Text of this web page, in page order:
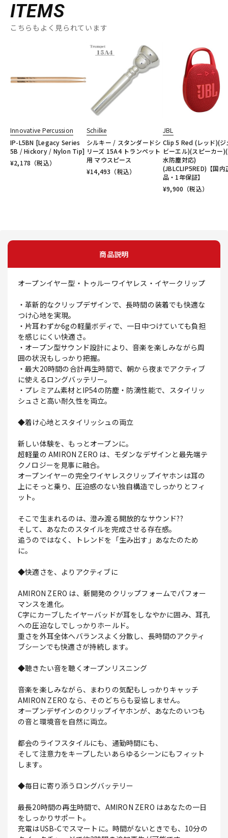
ITEMS
こちらもよく見られています
Innovative Percussion
IP-L5BN [Legacy Series
5B / Hickory / Nylon Tip]
¥2,178 （税込）
Schilke
シルキー / スタンダードシ
リーズ 15A4 トランペット
用 マウスピース
¥14,493 （税込）
JBL
Clip 5 Red (レッド)(ジ
ビーエル)(スピーカー
水防塵対応)
(JBLCLIP5RED)【国内
品・1年保証】
¥9,900 （税込）
商品説明
オープンイヤー型・トゥルーワイヤレス・イヤークリップ
・革新的なクリップデザインで、長時間の装着でも快適な
つけ心地を実現。
・片耳わずか6gの軽量ボディで、一日中つけていても負担
を感じにくい快適さ。
・オープン型サウンド設計により、音楽を楽しみながら周
囲の状況もしっかり把握。
・最大20時間の合計再生時間で、朝から夜までアクティブ
に使えるロングバッテリー。
・プレミアム素材とIP54の防塵・防滴性能で、スタイリッ
シュさと高い耐久性を両立。
◆着け心地とスタイリッシュの両立
新しい体験を、もっとオープンに。
超軽量の AMIRON ZERO は、モダンなデザインと最先端テ
クノロジーを見事に融合。
オープンイヤーの完全ワイヤレスクリップイヤホンは耳の
上にそっと乗り、圧迫感のない独自構造でしっかりとフィ
ット。
そこで生まれるのは、澄み渡る開放的なサウンド??
そして、あなたのスタイルを完成させる存在感。
追うのではなく、トレンドを「生み出す」あなたのため
に。
◆快適さを、よりアクティブに
AMIRON ZERO は、新開発のクリップフォームでパフォー
マンスを進化。
C字にカーブしたイヤーバッドが耳をしなやかに囲み、耳孔
への圧迫なしでしっかりホールド。
重さを外耳全体へバランスよく分散し、長時間のアクティ
ブシーンでも快適さが持続します。
◆聴きたい音を聴くオープンリスニング
音楽を楽しみながら、まわりの気配もしっかりキャッチ
AMIRON ZERO なら、そのどちらも妥協しません。
オープンデザインのクリップイヤホンが、あなたのいつも
の音と環境音を自然に両立。
都会のライフスタイルにも、通勤時間にも、
そして注意力をキープしたいあらゆるシーンにもフィット
します。
◆毎日に寄り添うロングバッテリー
最長20時間の再生時間で、AMIRON ZERO はあなたの一日
をしっかりサポート。
充電はUSB-Cでスマートに。時間がないときでも、10分の